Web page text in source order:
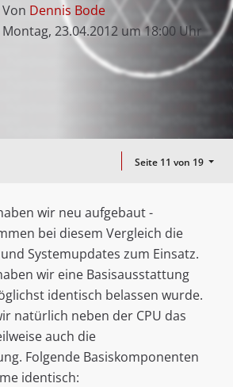
Von Dennis Bode
Montag, 23.04.2012 um 18:00 Uhr
Seite 11 von 19
wir neu aufgebaut -
bei diesem Vergleich die
Systemupdates zum Einsatz.
wir eine Basisausstattung
identisch belassen wurde.
natürlich neben der CPU das
auch die
Folgende Basiskomponenten
identisch: